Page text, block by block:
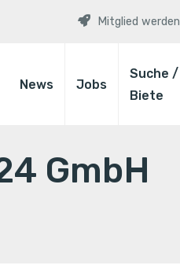
Mitglied werden
News Jobs
Suche /
Biete
GmbH